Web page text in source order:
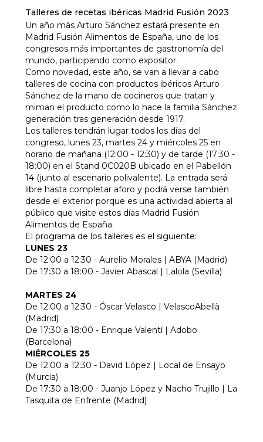
Talleres de recetas ibéricas Madrid Fusión 2023
Un año más Arturo Sánchez estará presente en
Madrid Fusión Alimentos de España, uno de los
congresos más importantes de gastronomía del
mundo, participando como expositor.
Como novedad, este año, se van a llevar a cabo
talleres de cocina con productos ibéricos Arturo
Sánchez de la mano de cocineros que tratan y
miman el producto como lo hace la familia Sánchez
generación tras generación desde 1917.
Los talleres tendrán lugar todos los días del
congreso, lunes 23, martes 24 y miércoles 25 en
horario de mañana (12:00 - 12:30) y de tarde (17:30 -
18:00) en el Stand 0C020B ubicado en el Pabellón
14 (junto al escenario polivalente). La entrada será
libre hasta completar aforo y podrá verse también
desde el exterior porque es una actividad abierta al
público que visite estos días Madrid Fusión
Alimentos de España.
El programa de los talleres es el siguiente:
LUNES 23
De 12:00 a 12:30 - Aurelio Morales | ABYA (Madrid)
De 17:30 a 18:00 - Javier Abascal | Lalola (Sevilla)
MARTES 24
De 12:00 a 12:30 - Óscar Velasco | VelascoAbellà
(Madrid)
De 17:30 a 18:00 - Enrique Valentí | Adobo
(Barcelona)
MIÉRCOLES 25
De 12:00 a 12:30 - David López | Local de Ensayo
(Murcia)
De 17:30 a 18:00 - Juanjo López y Nacho Trujillo | La
Tasquita de Enfrente (Madrid)